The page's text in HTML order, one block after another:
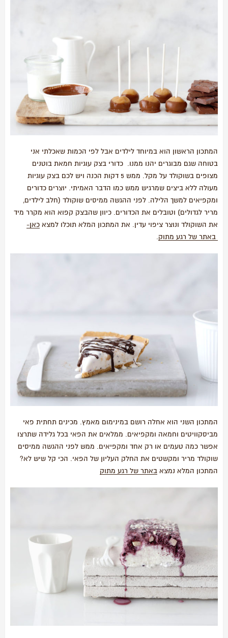
המתכון הראשון הוא במיוחד לילדים אבל לפי הכמות שאכלתי אני
בטוחה שגם מבוגרים יהנו ממנו. כדורי בצק עוגיות חמאת בוטנים
מצופים בשוקולד על מקל. ממש 5 דקות הכנה ויש לכם בצק עוגיות
מעולה ללא ביצים שמרגיש ממש כמו הדבר האמיתי. יוצרים כדורים
ומקפיאים למשך הלילה. לפני ההגשה ממיסים שוקולד (חלב לילדים,
מריר לגדולים) וטובלים את הכדורים. כיוון שהבצק קפוא הוא מקרר מיד
את השוקולד ונוצר ציפוי עדין. את המתכון המלא תוכלו למצא כאן-
באתר של רגע מתוק
המתכון השני הוא אחלה רושם במינימום מאמץ. מכינים תחתית פאי
מביסקוויטים וחמאה ומקפיאים. ממלאים את הפאי בכל גלידה שתרצו
אפשר כמה טעמים או רק אחד ומקפיאים. ממש לפני ההגשה ממיסים
שוקולד מריר ומקשטים את החלק העליון של הפאי. הכי קל שיש לא?
המתכון המלא נמצא באתר של רגע מתוק